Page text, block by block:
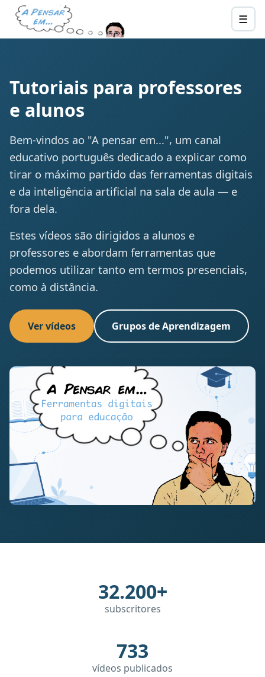
☰
Tutoriais para professores
e alunos
Bem-vindos ao "A pensar em...", um canal
educativo português dedicado a explicar como
tirar o máximo partido das ferramentas digitais
e da inteligência artificial na sala de aula — e
fora dela.
Estes vídeos são dirigidos a alunos e
professores e abordam ferramentas que
podemos utilizar tanto em termos presenciais,
como à distância.
Ver vídeos Grupos de Aprendizagem
32.200+
subscritores
733
vídeos publicados